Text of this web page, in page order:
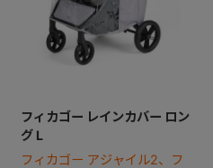
フィカゴー レインカバー ロン
グ L
フィカゴー アジャイル2、フ